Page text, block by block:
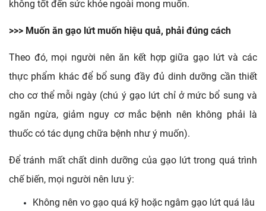
không tốt đến sức khỏe ngoài mong muốn.
>>> Muốn ăn gạo lứt muốn hiệu quả, phải đúng cách
Theo đó, mọi người nên ăn kết hợp giữa gạo lứt và các
thực phẩm khác để bổ sung đầy đủ dinh dưỡng cần thiết
cho cơ thể mỗi ngày (chú ý gạo lứt chỉ ở mức bổ sung và
ngăn ngừa, giảm nguy cơ mắc bệnh nên không phải là
thuốc có tác dụng chữa bệnh như ý muốn).
Để tránh mất chất dinh dưỡng của gạo lứt trong quá trình
chế biến, mọi người nên lưu ý:
Không nên vo gạo quá kỹ hoặc ngâm gạo lứt quá lâu